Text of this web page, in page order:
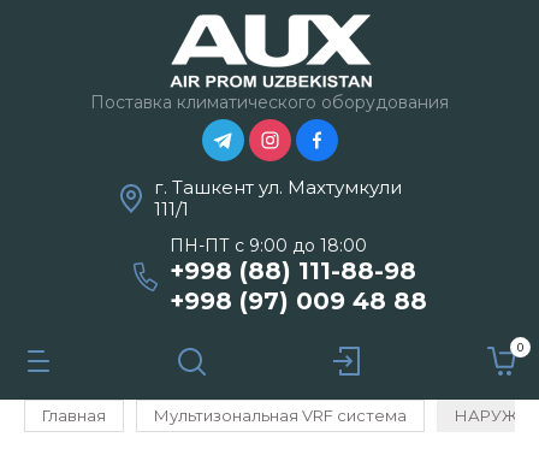
Поставка климатического оборудования
г. Ташкент ул. Махтумкули
111/1
ПН-ПТ с 9:00 до 18:00
+998 (88) 111-88-98
+998 (97) 009 48 88
0
Главная Мультизональная VRF система